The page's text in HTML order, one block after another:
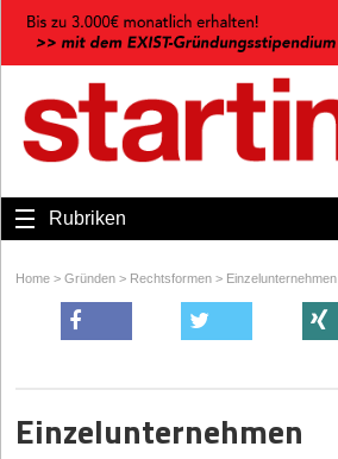
Rubriken
Home > Gründen > Rechtsformen > Einzelunternehmen
Einzelunternehmen